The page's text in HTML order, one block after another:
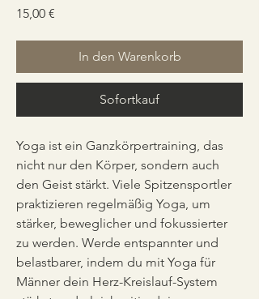
15,00 €
In den Warenkorb
Sofortkauf
Yoga ist ein Ganzkörpertraining, das
nicht nur den Körper, sondern auch
den Geist stärkt. Viele Spitzensportler
praktizieren regelmäßig Yoga, um
stärker, beweglicher und fokussierter
zu werden. Werde entspannter und
belastbarer, indem du mit Yoga für
Männer dein Herz-Kreislauf-System